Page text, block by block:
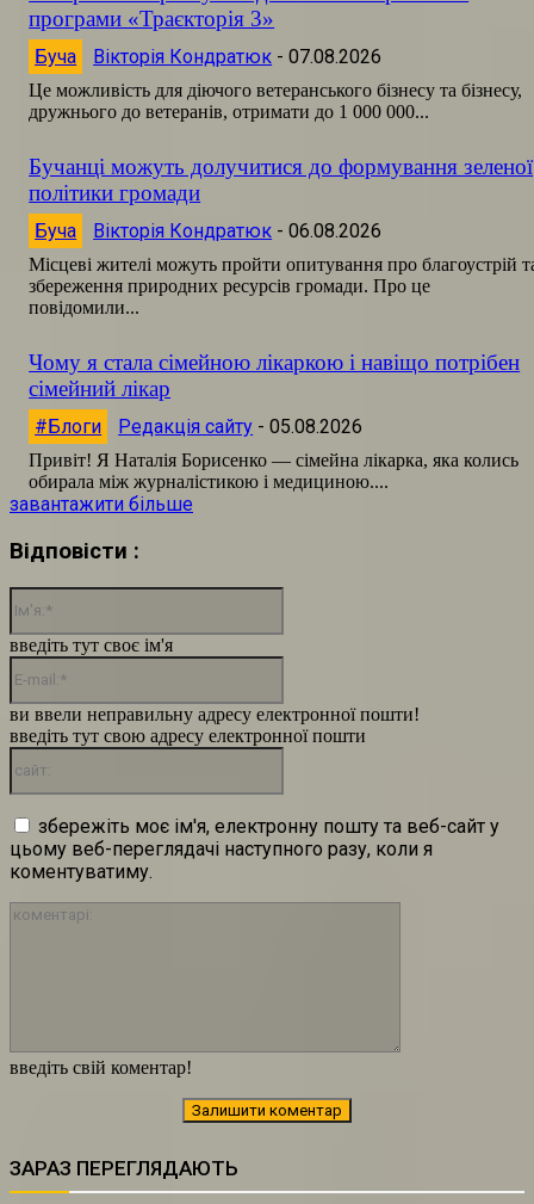
програми «Траєкторія 3»
Буча Вікторія Кондратюк - 07.08.2026
Це можливість для діючого ветеранського бізнесу та бізнесу,
дружнього до ветеранів, отримати до 1 000 000...
Бучанці можуть долучитися до формування зеленої
політики громади
Буча Вікторія Кондратюк - 06.08.2026
Місцеві жителі можуть пройти опитування про благоустрій
збереження природних ресурсів громади. Про це
повідомили...
Чому я стала сімейною лікаркою і навіщо потрібен
сімейний лікар
#Блоги Редакція сайту - 05.08.2026
Привіт! Я Наталія Борисенко — сімейна лікарка, яка колись
обирала між журналістикою і медициною....
завантажити більше
Відповісти :
введіть свій коментар!
введіть тут своє ім'я
ви ввели неправильну адресу електронної пошти!
введіть тут свою адресу електронної пошти
збережіть моє ім'я, електронну пошту та веб-сайт у
цьому веб-переглядачі наступного разу, коли я
коментуватиму.
ЗАРАЗ ПЕРЕГЛЯДАЮТЬ